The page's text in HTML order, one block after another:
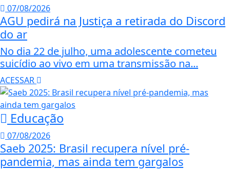
07/08/2026
AGU pedirá na Justiça a retirada do Discord
do ar
No dia 22 de julho, uma adolescente cometeu
suicídio ao vivo em uma transmissão na...
ACESSAR
Educação
07/08/2026
Saeb 2025: Brasil recupera nível pré-
pandemia, mas ainda tem gargalos